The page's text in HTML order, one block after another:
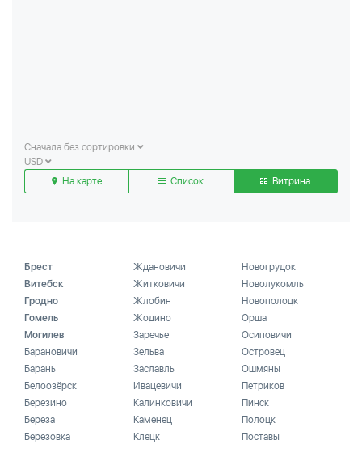
Сначала без сортировки
USD
На карте
Список Витрина
Брест
Витебск
Гродно
Гомель
Могилев
Барановичи
Барань
Белоозёрск
Березино
Береза
Березовка
Ждановичи
Житковичи
Жлобин
Жодино
Заречье
Зельва
Заславль
Ивацевичи
Калинковичи
Каменец
Клецк
Новогрудок
Новолукомль
Новополоцк
Орша
Осиповичи
Островец
Ошмяны
Петриков
Пинск
Полоцк
Поставы